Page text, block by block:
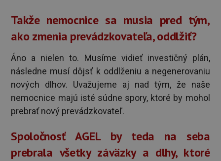
Takže nemocnice sa musia pred tým,
ako zmenia prevádzkovateľa, oddlžiť?
Áno a nielen to. Musíme vidieť investičný plán,
následne musí dôjsť k oddlženiu a negenerovaniu
nových dlhov. Uvažujeme aj nad tým, že naše
nemocnice majú isté súdne spory, ktoré by mohol
prebrať nový prevádzkovateľ.
Spoločnosť AGEL by teda na seba
prebrala všetky záväzky a dlhy, ktoré